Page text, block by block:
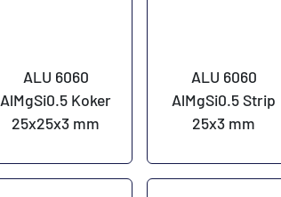
ALU 6060
AlMgSi0.5 Koker
25x25x3 mm
ALU 6060
AlMgSi0.5 Strip
25x3 mm